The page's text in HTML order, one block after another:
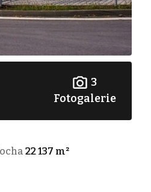
3
Fotogalerie
22 137 m²